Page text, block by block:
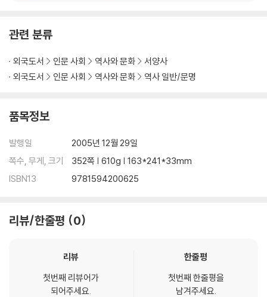
관련 분류
외국도서 인문 사회 역사와 문화
서양사
외국도서
인문 사회 역사와 문화 역사 일반/문명
품목정보
발행일
2005년 12월 29일
쪽수, 무게, 크기
352쪽 | 610g | 163*241*33mm
ISBN13
9781594200625
리뷰/한줄평 0
리뷰
첫번째 리뷰어가
되어주세요.
한줄평
첫번째 한줄평을
남겨주세요.